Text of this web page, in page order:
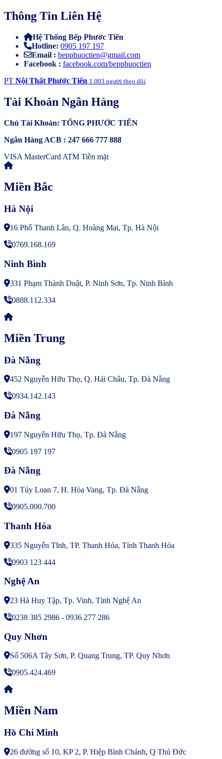
Thông Tin Liên Hệ
Hệ Thống Bếp Phước Tiến
Hotline: 0905 197 197
Email : bepphuoctien@gmail.com
Facebook : facebook.com/bepphuoctien
PT Nội Thất Phước Tiến 1.003 người theo dõi
Tài Khoản Ngân Hàng
Chủ Tài Khoản: TỐNG PHƯỚC TIẾN
Ngân Hàng ACB : 247 666 777 888
VISA MasterCard ATM Tiền mặt
Miền Bắc
Hà Nội
16 Phố Thanh Lân, Q. Hoàng Mai, Tp. Hà Nội
0769.168.169
Ninh Bình
331 Phạm Thành Duật, P. Ninh Sơn, Tp. Ninh Bình
0888.112.334
Miền Trung
Đà Nẵng
452 Nguyễn Hữu Thọ, Q. Hải Châu, Tp. Đà Nẵng
0934.142.143
Đà Nẵng
197 Nguyễn Hữu Thọ, Tp. Đà Nẵng
0905 197 197
Đà Nẵng
01 Túy Loan 7, H. Hòa Vang, Tp. Đà Nẵng
0905.000.700
Thanh Hóa
335 Nguyễn Tĩnh, TP. Thanh Hóa, Tỉnh Thanh Hóa
0903 123 444
Nghệ An
23 Hà Huy Tập, Tp. Vinh, Tỉnh Nghệ An
0238 385 2986 - 0936 277 286
Quy Nhơn
Số 506A Tây Sơn, P. Quang Trung, TP. Quy Nhơn
0905.424.469
Miền Nam
Hồ Chí Minh
26 đường số 10, KP 2, P. Hiệp Bình Chánh, Q Thủ Đức